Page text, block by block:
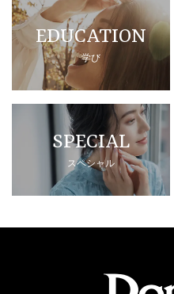
EDUCATION
学び
SPECIAL
スペシャル